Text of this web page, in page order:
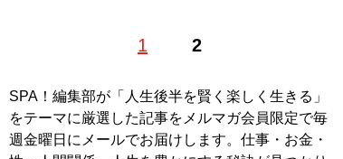
1 2
れ。東京都・赤羽に移り住み、中央大学に進学後、在学
「２ちゃんねる」、2005年に就任した「ニコニコ動画」
の元管理人。現在は英語圏最大の掲示板サイト
「4chan」の管理人を務め、フランスに在住。たまに日
本にいる。週刊SPA!で10年以上連載を担当。新刊『
賢い
SPA！編集部が「人生後半を賢く楽しく生きる」
をテーマに厳選した記事をメルマガ会員限定で毎
週金曜日にメールでお届けします。仕事・お金・